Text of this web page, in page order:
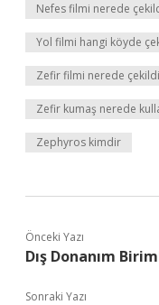
Nefes filmi nerede
Yol filmi hangi köyde
Zefir filmi nerede çekildi
Zefir kumaş nerede
Zephyros kimdir
Önceki Yazı
Dış Donanım
Sonraki Yazı